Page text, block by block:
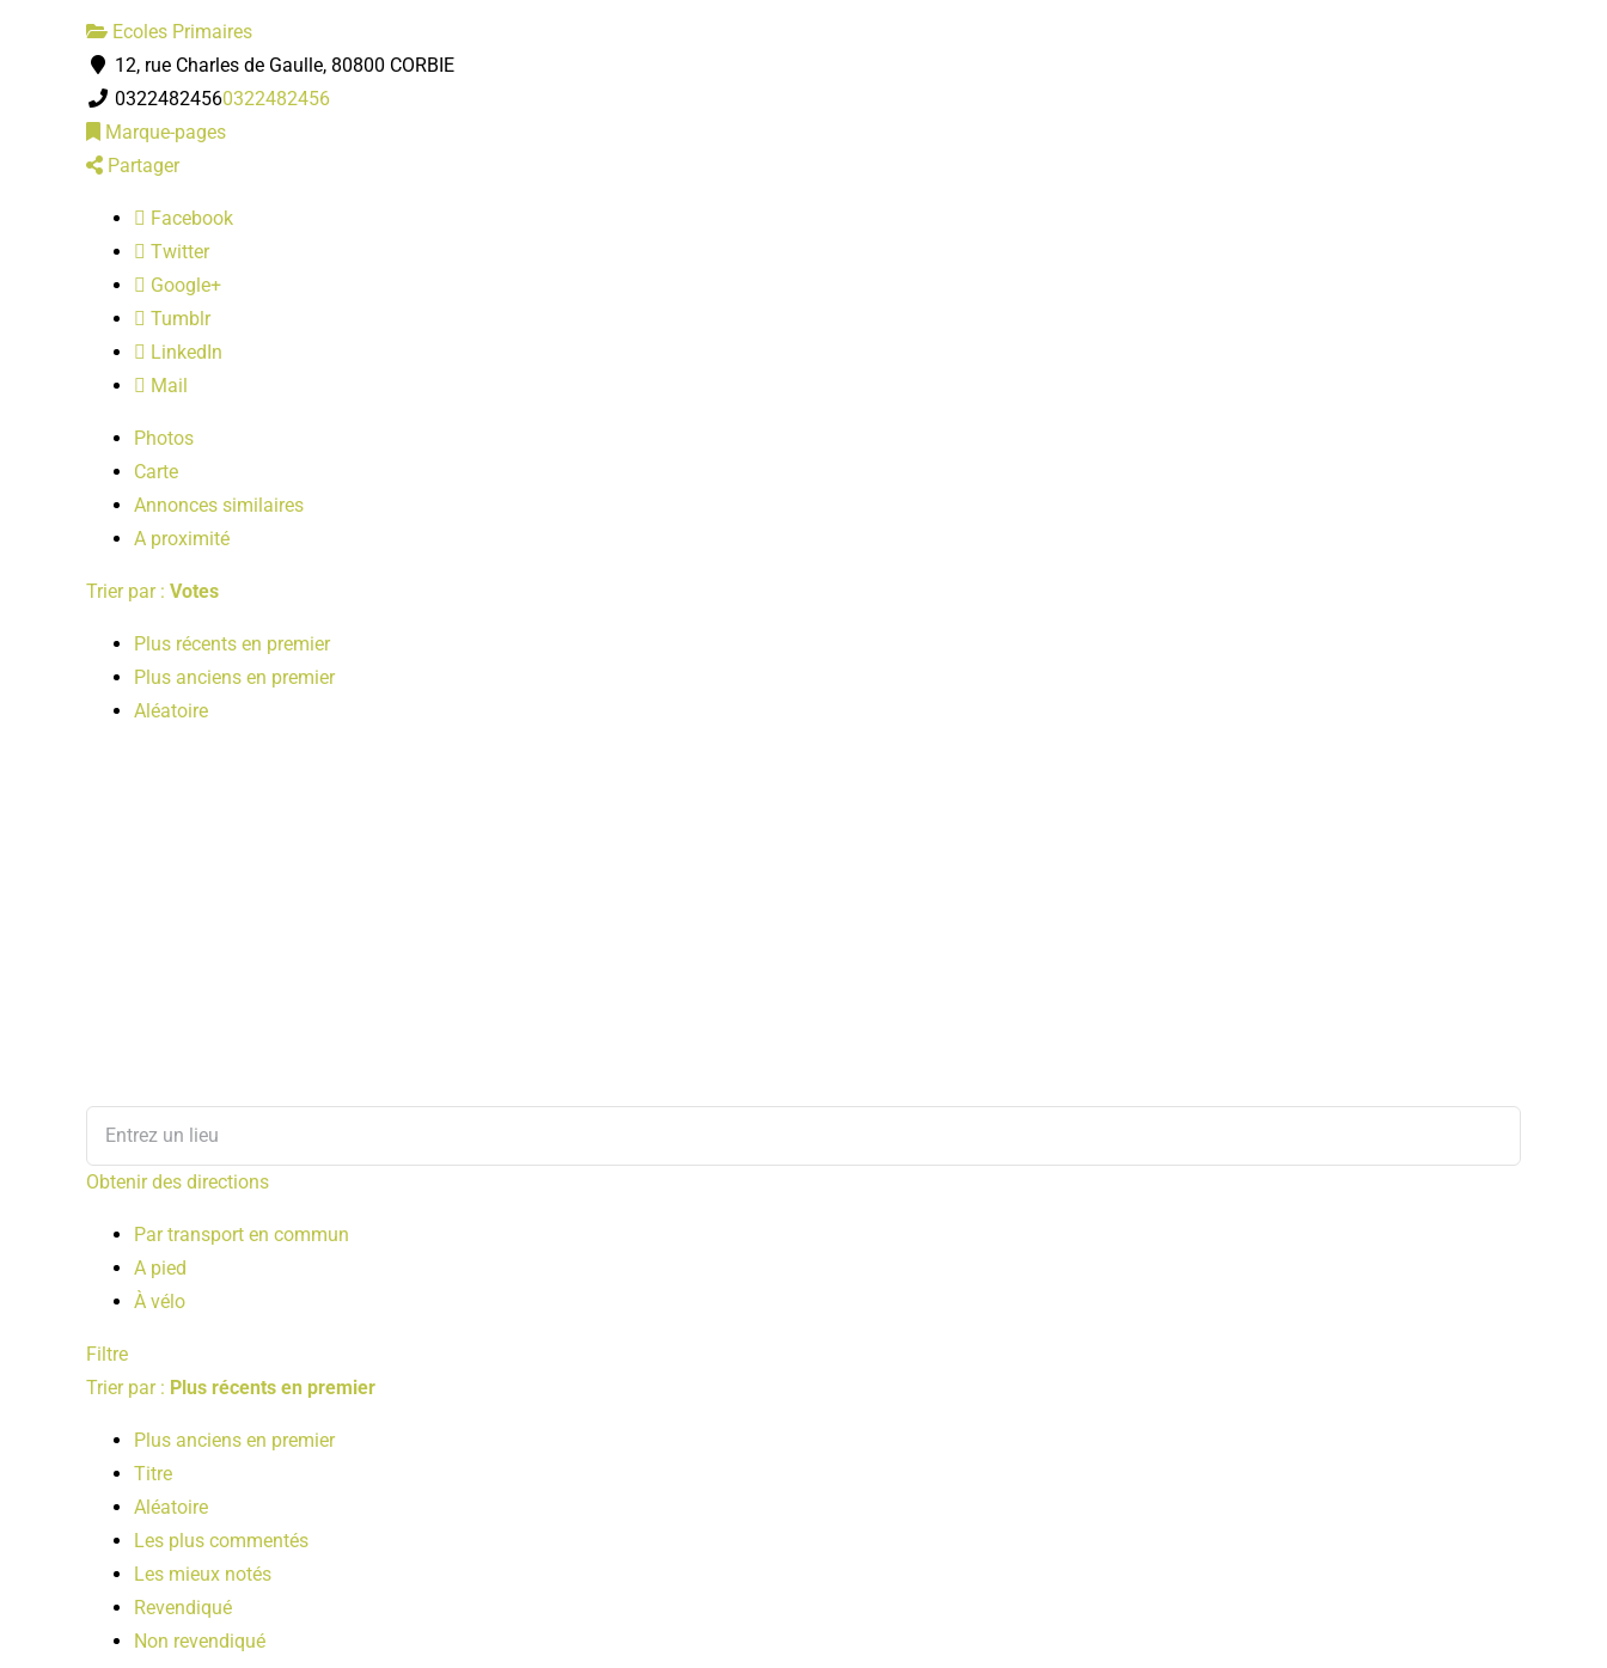
Ecoles Primaires
12, rue Charles de Gaulle, 80800 CORBIE
03224824560322482456
Marque-pages
Partager
Facebook
Twitter
Google+
Tumblr
LinkedIn
Mail
Photos
Carte
Annonces similaires
A proximité
Trier par : Votes
Plus récents en premier
Plus anciens en premier
Aléatoire
Obtenir des directions
Par transport en commun
A pied
À vélo
Filtre
Trier par : Plus récents en premier
Plus anciens en premier
Titre
Aléatoire
Les plus commentés
Les mieux notés
Revendiqué
Non revendiqué